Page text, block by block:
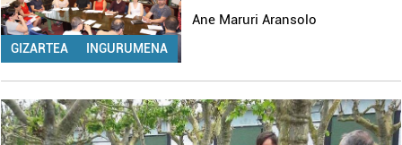
GIZARTEA INGURUMENA
Ane Maruri Aransolo